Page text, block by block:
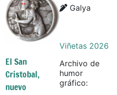
El San
Cristobal,
nuevo
Details
Galya
Viñetas 2026
Archivo de
humor
gráfico: